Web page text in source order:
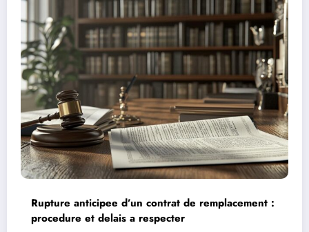
Rupture anticipee d’un contrat de remplacement :
procedure et delais a respecter